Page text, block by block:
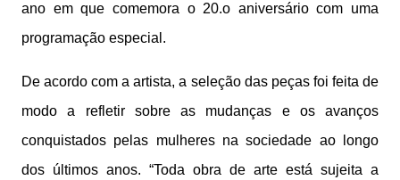
ano em que comemora o 20.o aniversário com uma
programação especial.
De acordo com a artista, a seleção das peças foi feita de
modo a refletir sobre as mudanças e os avanços
conquistados pelas mulheres na sociedade ao longo
dos últimos anos. “Toda obra de arte está sujeita a